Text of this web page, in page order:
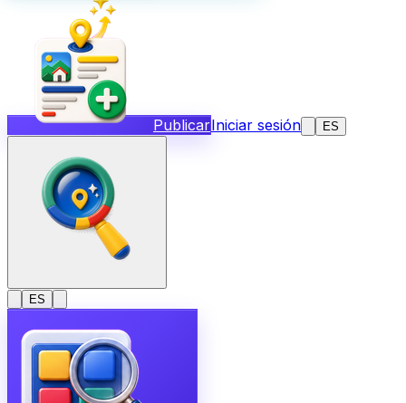
PublicarIniciar sesión ES
ES